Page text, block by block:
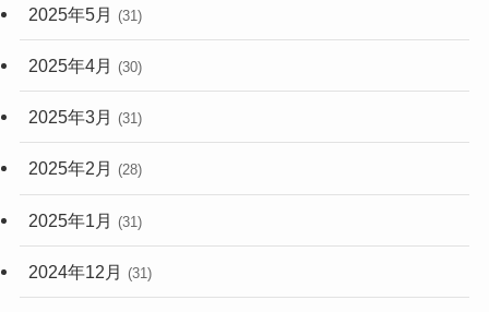
2025年5月 (31)
2025年4月 (30)
2025年3月 (31)
2025年2月 (28)
2025年1月 (31)
2024年12月 (31)